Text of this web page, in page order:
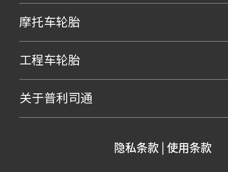
摩托车轮胎
工程车轮胎
关于普利司通
隐私条款 | 使用条款